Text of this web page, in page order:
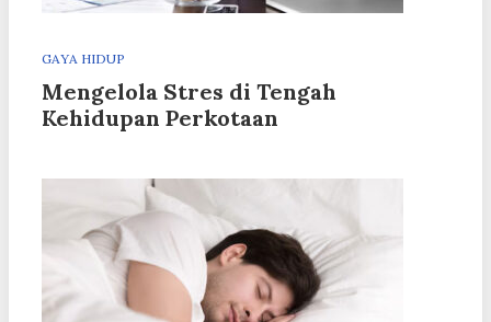
GAYA HIDUP
Mengelola Stres di Tengah
Kehidupan Perkotaan